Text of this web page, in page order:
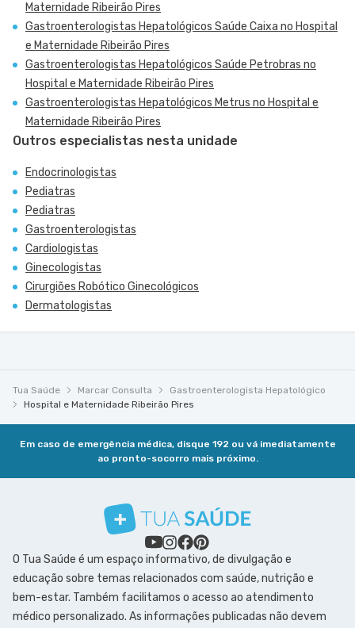
Maternidade Ribeirão Pires
Gastroenterologistas Hepatológicos Saúde Caixa no Hospital
e Maternidade Ribeirão Pires
Gastroenterologistas Hepatológicos Saúde Petrobras no
Hospital e Maternidade Ribeirão Pires
Gastroenterologistas Hepatológicos Metrus no Hospital e
Maternidade Ribeirão Pires
Outros especialistas nesta unidade
Endocrinologistas
Pediatras
Pediatras
Gastroenterologistas
Cardiologistas
Ginecologistas
Cirurgiões Robótico Ginecológicos
Dermatologistas
Tua Saúde Marcar Consulta
Gastroenterologista Hepatológico
Hospital e Maternidade Ribeirão Pires
Em caso de emergência médica, disque 192 ou vá imediatamente
ao pronto-socorro mais próximo.
O Tua Saúde é um espaço informativo, de divulgação e
educação sobre temas relacionados com saúde, nutrição e
bem-estar. Também facilitamos o acesso ao atendimento
médico personalizado. As informações publicadas não devem